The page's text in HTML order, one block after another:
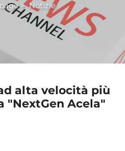
>Notizie
alta velocità più
"NextGen Acela"